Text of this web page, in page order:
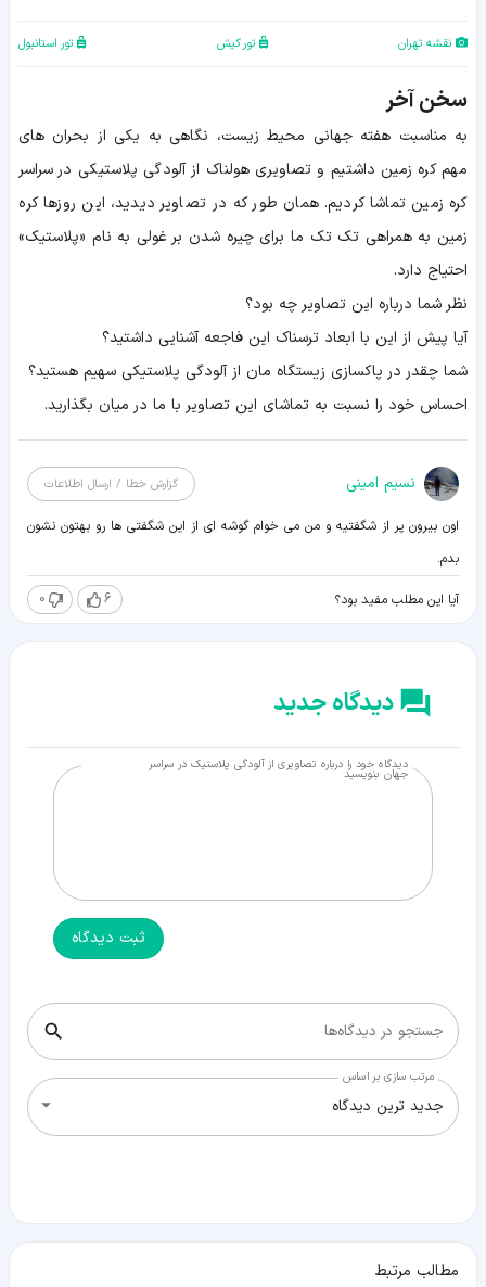
نقشه تهران تور کیش تور استانبول
سخن آخر
به مناسبت هفته جهانی محیط زیست، نگاهی به یکی از بحران های
مهم کره زمین داشتیم و تصاویری هولناک از آلودگی پلاستیکی در سراسر
کره زمین تماشا کردیم. همان طور که در تصاویر دیدید، این روزها کره
زمین به همراهی تک تک ما برای چیره شدن بر غولی به نام «پلاستیک»
احتیاج دارد.
نظر شما درباره این تصاویر چه بود؟
آیا پیش از این با ابعاد ترسناک این فاجعه آشنایی داشتید؟
شما چقدر در پاکسازی زیستگاه مان از آلودگی پلاستیکی سهیم هستید؟
احساس خود را نسبت به تماشای این تصاویر با ما در میان بگذارید.
نسیم امینی گزارش خطا / ارسال اطلاعات
اون بیرون پر از شگفتیه و من می خوام گوشه ای از این شگفتی ها رو بهتون نشون
بدم.
آیا این مطلب مفید بود؟ 6
0
دیدگاه جدید
دیدگاه خود را درباره تصاویری از آلودگی پلاستیک در سراسر
جهان بنویسید
ثبت دیدگاه
جستجو در دیدگاه‌ها
مرتب سازی بر اساس
جدید ترین دیدگاه
مطالب مرتبط